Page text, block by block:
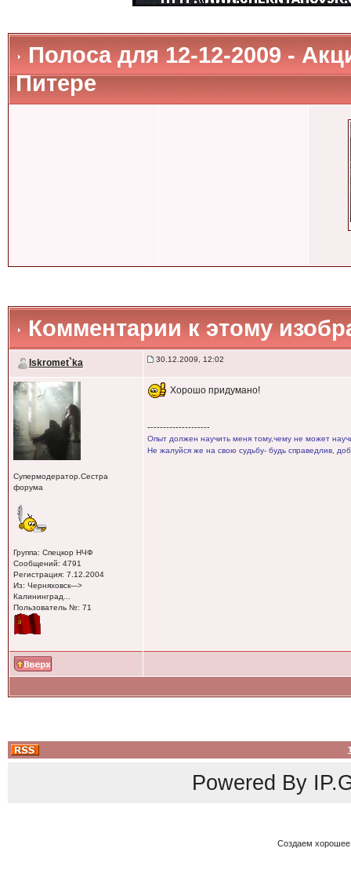
Полоса для 12-12-2009 -
Питере
Комментарии к этому
Iskromet`ka 30.12.2009, 12:02
Супермодератор.Сестра
форума
Группа: Спецкор НЧФ
Сообщений: 4791
Регистрация: 7.12.2004
Из: Черняховск--->
Калининград...
Пользователь №: 71
Хорошо придумано!
--------------------
Опыт должен научить меня тому,чему не может
Не жалуйся же на свою судьбу- будь справедлив,
Powered By
Создаем